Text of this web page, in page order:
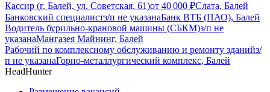
Кассир (г. Балей, ул. Советская, 61)от 40 000 ₽Слата, Балей
Банковский специалистз/п не указанаБанк ВТБ (ПАО), Балей
Водитель бурильно-крановой машины (СБКМ)з/п не
указанаМангазея Майнинг, Балей
Рабочий по комплексному обслуживанию и ремонту зданийз/
п не указанаГорно-металлургический комплекс, Балей
HeadHunter